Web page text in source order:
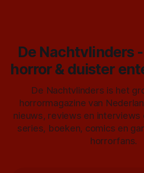
De Nachtvlinders
horror & duister
De Nachtvlinders is het
horrormagazine van
nieuws, reviews en
series, boeken, comics en
horrorfans.